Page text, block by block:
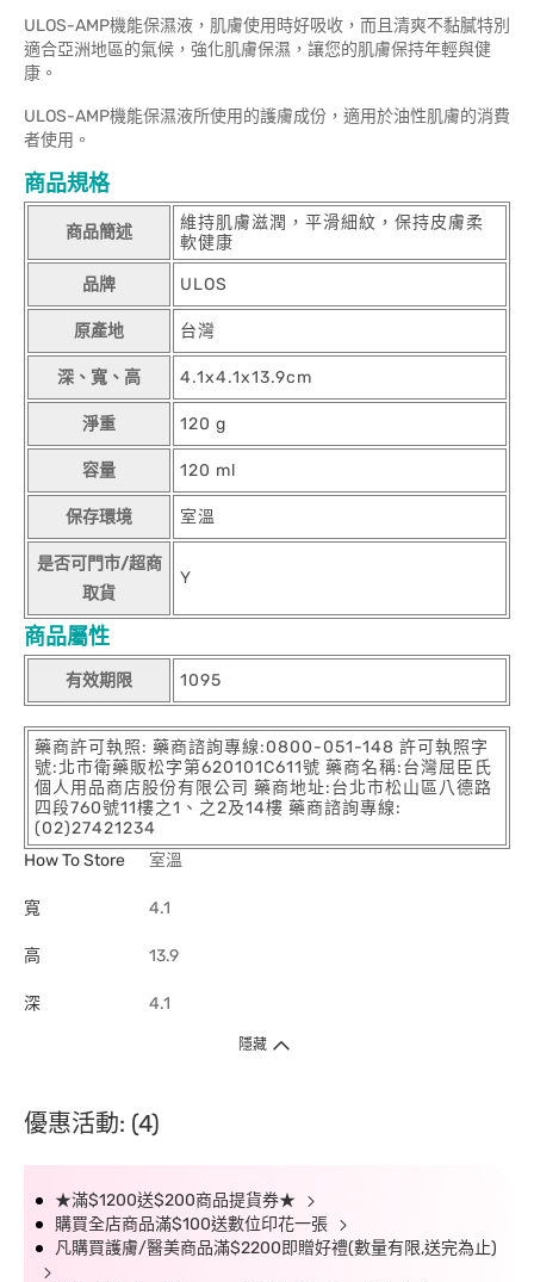
ULOS-AMP機能保濕液，肌膚使用時好吸收，而且清爽不黏膩特別
適合亞洲地區的氣候，強化肌膚保濕，讓您的肌膚保持年輕與健
康。
ULOS-AMP機能保濕液所使用的護膚成份，適用於油性肌膚的消費
者使用。
商品規格
商品簡述
維持肌膚滋潤，平滑細紋，保持皮膚柔
軟健康
品牌 ULOS
原產地 台灣
深、寬、高 4.1x4.1x13.9cm
淨重 120 g
容量 120 ml
保存環境 室溫
是否可門市/超商
取貨
Y
商品屬性
有效期限 1095
藥商許可執照: 藥商諮詢專線:0800-051-148 許可執照字
號:北市衛藥販松字第620101C611號 藥商名稱:台灣屈臣氏
個人用品商店股份有限公司 藥商地址:台北市松山區八德路
四段760號11樓之1、之2及14樓 藥商諮詢專線:
(02)27421234
How To Store
室溫
寬 4.1
高 13.9
深 4.1
隱藏
優惠活動: (4)
★滿$1200送$200商品提貨券★
購買全店商品滿$100送數位印花一張
凡購買護膚/醫美商品滿$2200即贈好禮(數量有限,送完為止)